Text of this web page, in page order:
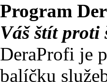
Program
Váš štít proti
DeraProfi je
balíčku